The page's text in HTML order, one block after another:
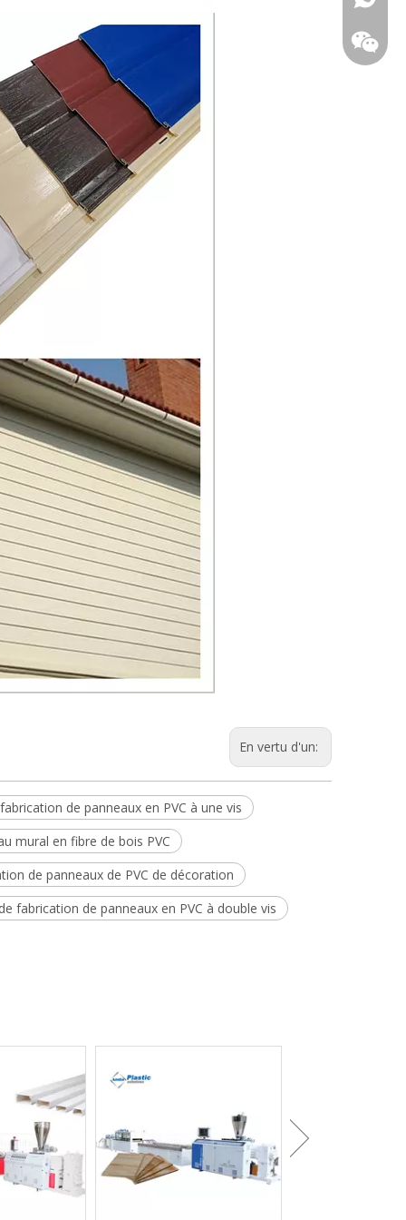
En vertu d'un:
de panneaux en PVC à une vis
mural en fibre de bois PVC
de panneaux de PVC de décoration
fabrication de panneaux en PVC à double vis